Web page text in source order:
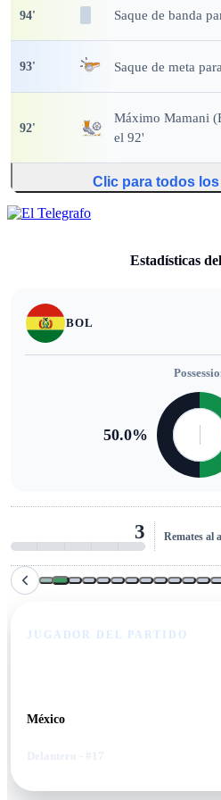
JUGADOR DEL PARTIDO
México
Delantero - #17
94' Saque de banda
93' Saque de meta
92'
Máximo Mamani
el 92'
Clic para todos
Estadísticas
BOL
50.0%
3 Remates al